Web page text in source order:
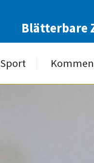
Blätterbare
Sport